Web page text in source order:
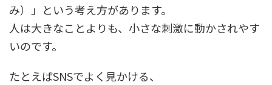
み）」という考え方があります。
人は大きなことよりも、小さな刺激に動かされやす
いのです。
たとえばSNSでよく見かける、